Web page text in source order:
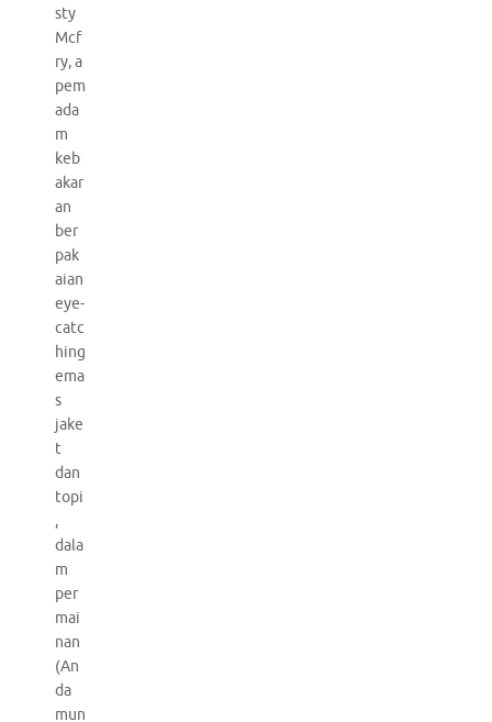
sty
Mcf
ry, a
pem
ada
m
keb
akar
an
ber
pak
aian
eye-
catc
hing
ema
s
jake
t
dan
topi
,
dala
m
per
mai
nan
(An
da
mun